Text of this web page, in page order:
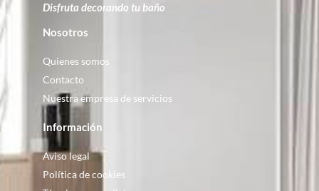
Disfruta decorando tu baño
Nosotros
Quienes somos
Contacto
Nuestra empresa de servicios
Información
Aviso legal
Política de cookies